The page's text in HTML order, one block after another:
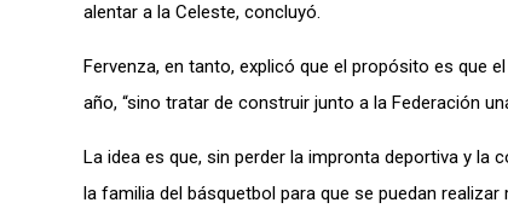
alentar a la Celeste, concluyó.
Fervenza, en tanto, explicó que el propósito es que
año, “sino tratar de construir junto a la Federación
La idea es que, sin perder la impronta deportiva y la
la familia del básquetbol para que se puedan realizar